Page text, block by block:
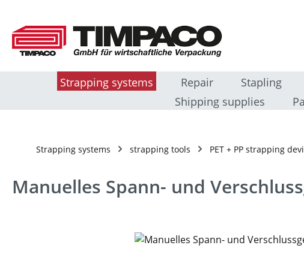
Strapping systems Repair Stapling
Shipping supplies
Strapping systems strapping tools PET + PP strapping
Manuelles Spann- und